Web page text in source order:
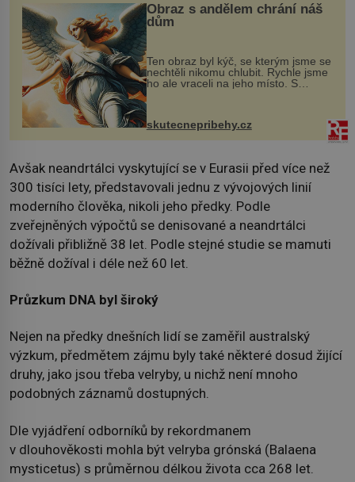
Obraz s andělem chrání náš
dům
Ten obraz byl kýč, se kterým jsme se
nechtěli nikomu chlubit. Rychle jsme
ho ale vraceli na jeho místo. S
manželem Vaškem jsme si pořídili
chaloupku, takový domek na severu
Čech, kde jsme si naplánova...
skutecnepribehy.cz
Avšak neandrtálci vyskytující se v Eurasii před více než
300 tisíci lety, představovali jednu z vývojových linií
moderního člověka, nikoli jeho předky. Podle
zveřejněných výpočtů se denisované a neandrtálci
dožívali přibližně 38 let. Podle stejné studie se mamuti
běžně dožíval i déle než 60 let.
Průzkum DNA byl široký
Nejen na předky dnešních lidí se zaměřil australský
výzkum, předmětem zájmu byly také některé dosud žijící
druhy, jako jsou třeba velryby, u nichž není mnoho
podobných záznamů dostupných.
Dle vyjádření odborníků by rekordmanem
v dlouhověkosti mohla být velryba grónská (Balaena
mysticetus) s průměrnou délkou života cca 268 let.